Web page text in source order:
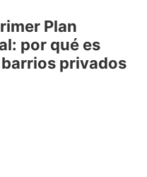
Plan
por qué es
privados